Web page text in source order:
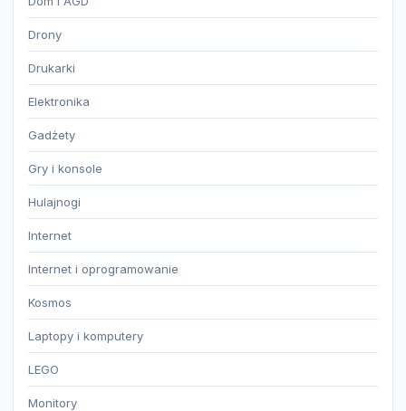
Drony
Drukarki
Elektronika
Gadżety
Gry i konsole
Hulajnogi
Internet
Internet i oprogramowanie
Kosmos
Laptopy i komputery
LEGO
Monitory